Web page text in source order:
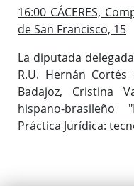
16:00 CÁCERES,
de San Francisco, 15
La diputada
R.U. Hernán
Badajoz, Cristina
hispano-
Práctica Jurídica: